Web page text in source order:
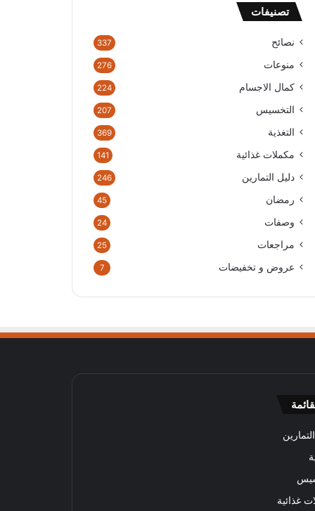
إ
ت
و
ن
تصنيفات
نصائح 337
منوعات 276
كمال الاجسام 224
التخسيس 207
التغذية 369
مكملات غذائية 141
دليل التمارين 246
رمضان 45
وصفات 24
مراجعات 25
عروض و تخفيضات 7
غذائية